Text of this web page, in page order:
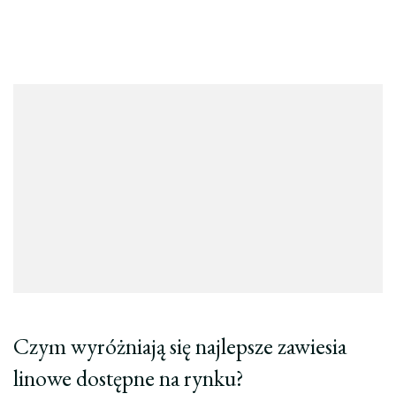
Czym wyróżniają się najlepsze zawiesia
linowe dostępne na rynku?